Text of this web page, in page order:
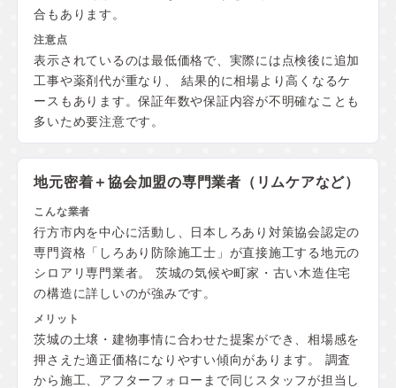
合もあります。
表示されているのは最低価格で、実際には点検後に追加
工事や薬剤代が重なり、 結果的に相場より高くなるケ
ースもあります。保証年数や保証内容が不明確なことも
多いため要注意です。
地元密着＋協会加盟の専門業者（リムケアなど）
行方市内を中心に活動し、日本しろあり対策協会認定の
専門資格「しろあり防除施工士」が直接施工する地元の
シロアリ専門業者。 茨城の気候や町家・古い木造住宅
の構造に詳しいのが強みです。
茨城の土壌・建物事情に合わせた提案ができ、相場感を
押さえた適正価格になりやすい傾向があります。 調査
から施工、アフターフォローまで同じスタッフが担当し